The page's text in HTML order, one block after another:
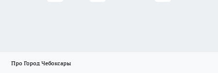
Про Город Чебоксары